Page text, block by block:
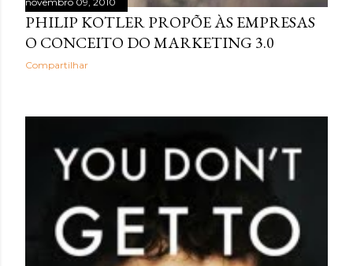
PHILIP KOTLER PROPÕE ÀS EMPRESAS
O CONCEITO DO MARKETING 3.0
Compartilhar